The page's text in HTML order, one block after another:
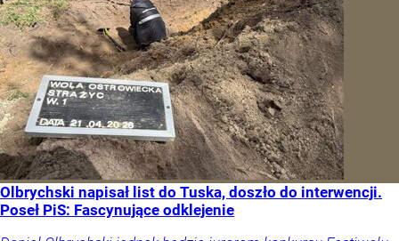
Olbrychski napisał list do Tuska, doszło do interwencji.
Poseł PiS: Fascynujące odklejenie